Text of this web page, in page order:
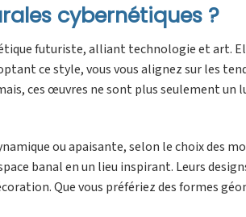
cybernétiques ?
futuriste, alliant technologie et art.
ce style, vous vous alignez sur les
ces œuvres ne sont plus seulement un
ou apaisante, selon le choix des
banal en un lieu inspirant. Leurs
Que vous préfériez des formes